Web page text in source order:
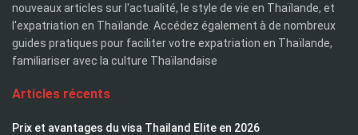
nouveaux articles sur l'actualité, le style de vie en Thaïlande, et
l'expatriation en Thaïlande. Accédez également à de nombreux
guides pratiques pour faciliter votre expatriation en Thaïlande,
familiariser avec la culture Thaïlandaise
Articles récents
Prix et avantages du visa Thailand Elite en 2026